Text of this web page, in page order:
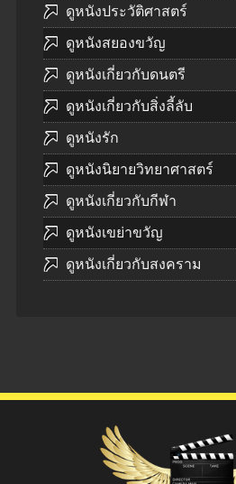
ดูหนังประวัติศาสตร์
ดูหนังสยองขวัญ
ดูหนังเกี่ยวกับดนตรี
ดูหนังเกี่ยวกับสิ่งลี้ลับ
ดูหนังรัก
ดูหนังนิยายวิทยาศาสตร์
ดูหนังเกี่ยวกับกีฬา
ดูหนังเขย่าขวัญ
ดูหนังเกี่ยวกับสงคราม